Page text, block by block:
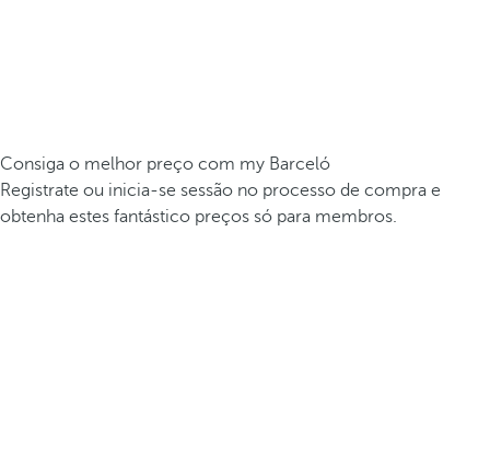
Consiga o melhor preço com my Barceló
Registrate ou inicia-se sessão no processo de compra e
obtenha estes fantástico preços só para membros.